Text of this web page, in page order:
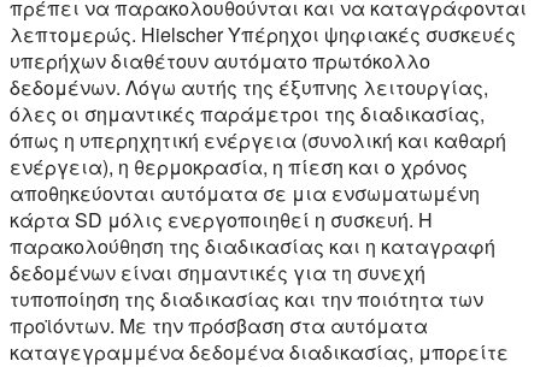
πρέπει να παρακολουθούνται και να καταγράφονται
λεπτομερώς. Hielscher Υπέρηχοι ψηφιακές συσκευές
υπερήχων διαθέτουν αυτόματο πρωτόκολλο
δεδομένων. Λόγω αυτής της έξυπνης λειτουργίας,
όλες οι σημαντικές παράμετροι της διαδικασίας,
όπως η υπερηχητική ενέργεια (συνολική και καθαρή
ενέργεια), η θερμοκρασία, η πίεση και ο χρόνος
αποθηκεύονται αυτόματα σε μια ενσωματωμένη
κάρτα SD μόλις ενεργοποιηθεί η συσκευή. Η
παρακολούθηση της διαδικασίας και η καταγραφή
δεδομένων είναι σημαντικές για τη συνεχή
τυποποίηση της διαδικασίας και την ποιότητα των
προϊόντων. Με την πρόσβαση στα αυτόματα
καταγεγραμμένα δεδομένα διαδικασίας, μπορείτε